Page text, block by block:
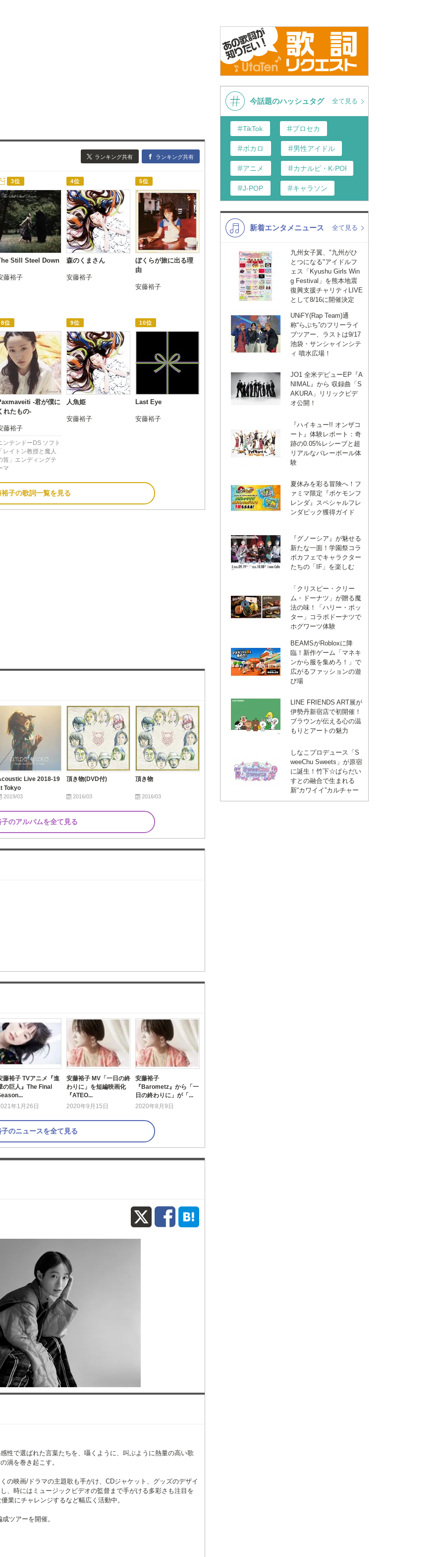
ランキング共有 ランキング共有
3位
Still Steel Down
藤裕子
4位
森のくまさん
安藤裕子
5位
ぼくらが旅に出る理
由
安藤裕子
8位
-君が僕に
れたもの-
藤裕子
ンテンドーDS ソフト
レイトン教授と魔人
笛」エンディングテ
マ
9位
人魚姫
安藤裕子
10位
Last Eye
安藤裕子
子の歌詞一覧を見る
Live 2018-19
Tokyo
2019/03
頂き物(DVD付)
2016/03
頂き物
2016/03
のアルバムを全て見る
藤裕子 TVアニメ『進
の巨人』The Final
年1月26日
安藤裕子 MV「一日の終
わりに」を短編映画化
『ATEO...
2020年9月15日
安藤裕子
『Barometz』から「一
日の終わりに」が「...
2020年8月9日
のニュースを全て見る
X Facebook
性で選ばれた言葉たちを、囁くように、叫ぶように熱量の高い歌
渦を巻き起こす。
の映画/ドラマの主題歌も手がけ、CDジャケット、グッズのデザイ
、時にはミュージックビデオの監督まで手がける多彩さも注目を
業にチャレンジするなど幅広く活動中。
ツアーを開催。
今話題のハッシュタグ 全て見る
TikTok プロセカ
ボカロ 男性アイドル
アニメ カナルビ・K-POP和訳
J-POP キャラソン
K-POP 演歌・歌謡
洋楽
VTuber ディズニー
新着エンタメニュース 全て見る
九州女子翼、"九州がひ
とつになる"アイドルフ
ェス「Kyushu Girls Win
g Festival」を熊本地震
復興支援チャリティLIVE
として8/16に開催決定
UNiFY(Rap Team)通
称“らぷち”のフリーライ
ブツアー、ラストは9/17
池袋・サンシャインシテ
ィ 噴水広場！
JO1 全米デビューEP『A
NIMAL』から 収録曲「S
AKURA」リリックビデ
オ公開！
『ハイキュー!! オンザコ
ート』体験レポート：奇
跡の0.05%レシーブと超
リアルなバレーボール体
験
夏休みを彩る冒険へ！フ
ァミマ限定『ポケモンフ
レンダ』スペシャルフレ
ンダピック獲得ガイド
『グノーシア』が魅せる
新たな一面！学園祭コラ
ボカフェでキャラクター
たちの「IF」を楽しむ
「クリスピー・クリー
ム・ドーナツ」が贈る魔
法の味！「ハリー・ポッ
ター」コラボドーナツで
ホグワーツ体験
BEAMSがRobloxに降
臨！新作ゲーム「マネキ
ンから服を集めろ！」で
広がるファッションの遊
び場
LINE FRIENDS ART展が
伊勢丹新宿店で初開催！
ブラウンが伝える心の温
もりとアートの魅力
しなこプロデュース「S
weeChu Sweets」が原宿
に誕生！竹下☆ぱらだい
すとの融合で生まれる
新“カワイイ”カルチャー